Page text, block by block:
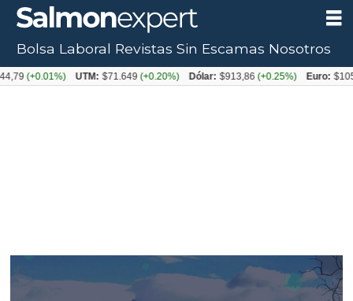
Tag:
Bolsa Laboral Revistas Sin Escamas Nosotros
UTM: $71.649(+0.20%) Dólar: $913,86(+0.25%) Euro: $1053,08 (-